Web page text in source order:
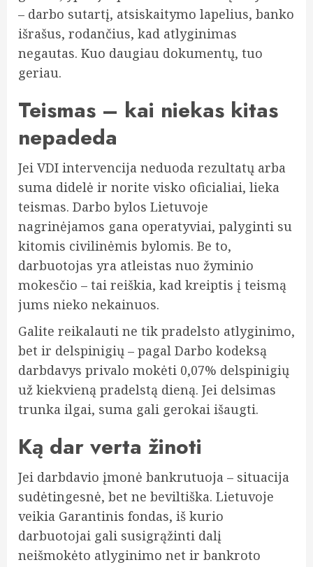
– darbo sutartį, atsiskaitymo lapelius, banko
išrašus, rodančius, kad atlyginimas
negautas. Kuo daugiau dokumentų, tuo
geriau.
Teismas – kai niekas kitas
nepadeda
Jei VDI intervencija neduoda rezultatų arba
suma didelė ir norite visko oficialiai, lieka
teismas. Darbo bylos Lietuvoje
nagrinėjamos gana operatyviai, palyginti su
kitomis civilinėmis bylomis. Be to,
darbuotojas yra atleistas nuo žyminio
mokesčio – tai reiškia, kad kreiptis į teismą
jums nieko nekainuos.
Galite reikalauti ne tik pradelsto atlyginimo,
bet ir delspinigių – pagal Darbo kodeksą
darbdavys privalo mokėti 0,07% delspinigių
už kiekvieną pradelstą dieną. Jei delsimas
trunka ilgai, suma gali gerokai išaugti.
Ką dar verta žinoti
Jei darbdavio įmonė bankrutuoja – situacija
sudėtingesnė, bet ne beviltiška. Lietuvoje
veikia Garantinis fondas, iš kurio
darbuotojai gali susigrąžinti dalį
neišmokėto atlyginimo net ir bankroto